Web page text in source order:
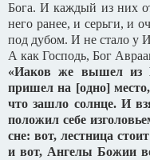
Бога. И каждый из них
него ранее, и серьги, и
под дубом. И не стало у
А как Господь, Бог
«Иаков же вышел из
пришел на [одно]
что зашло солнце. И
положил себе
сне: вот, лестница
и вот, Ангелы Божии